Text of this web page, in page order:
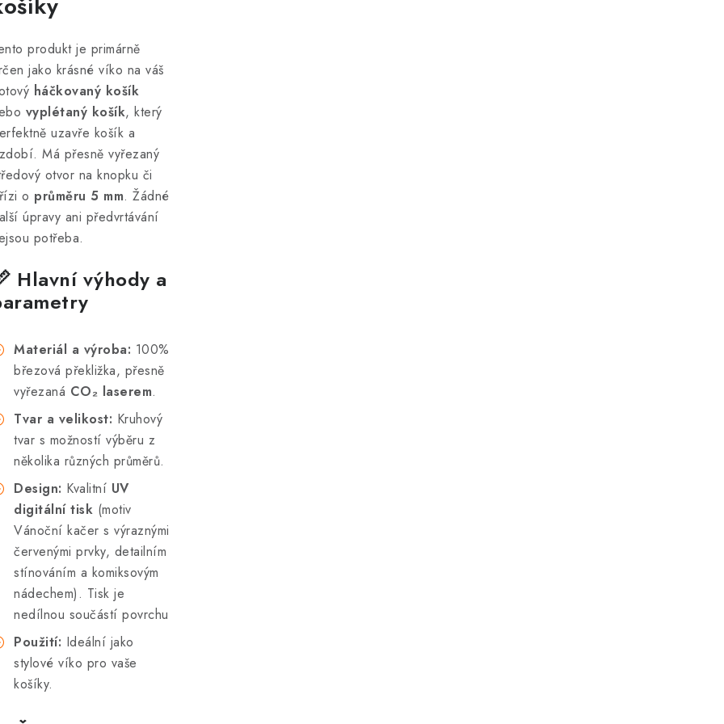
produkt je primárně
jako krásné víko na váš
háčkovaný košík
vyplétaný košík, který
uzavře košík a
Má přesně vyřezaný
otvor na knopku či
o průměru 5 mm. Žádné
úpravy ani předvrtávání
potřeba.
Hlavní výhody a
Materiál a výroba: 100%
březová překližka, přesně
vyřezaná CO₂ laserem.
Tvar a velikost: Kruhový
tvar s možností výběru z
několika různých průměrů.
Design: Kvalitní UV
digitální tisk (motiv
Vánoční kačer s výraznými
červenými prvky, detailním
stínováním a komiksovým
nádechem). Tisk je
nedílnou součástí povrchu
Použití: Ideální jako
stylové víko pro vaše
košíky.